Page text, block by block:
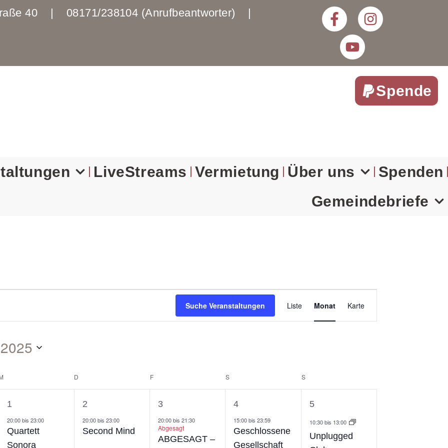
40 | 08171/238104 (Anrufbeantworter) |
Spende
LiveStreams Vermietung Über uns
Spenden
Gemeindebriefe
Suche Veranstaltungen Liste Monat Karte
D F S S
1
Veranstaltung,
1
20:00bis 23:00
Quartett
Sonora
1
Veranstaltung,
2
20:00bis 23:00
Second Mind
1
Veranstaltung,
3
20:00bis21:30
Abgesagt
ABGESAGT –
2
Veranstaltungen,
4
15:00bis23:59
Geschlossene
Gesellschaft
1
Veranstaltung,
5
10:30bis 13:00
Unplugged